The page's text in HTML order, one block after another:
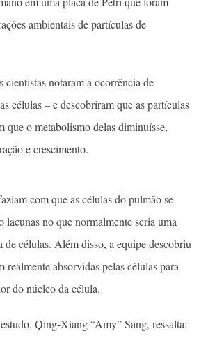
ambientais de partículas de
cientistas notaram a ocorrência de
células – e descobriram que as partículas
que o metabolismo delas diminuísse,
e crescimento.
com que as células do pulmão se
lacunas no que normalmente seria uma
de células. Além disso, a equipe descobriu
realmente absorvidas pelas células para
do núcleo da célula.
Qing-Xiang “Amy” Sang, ressalta: